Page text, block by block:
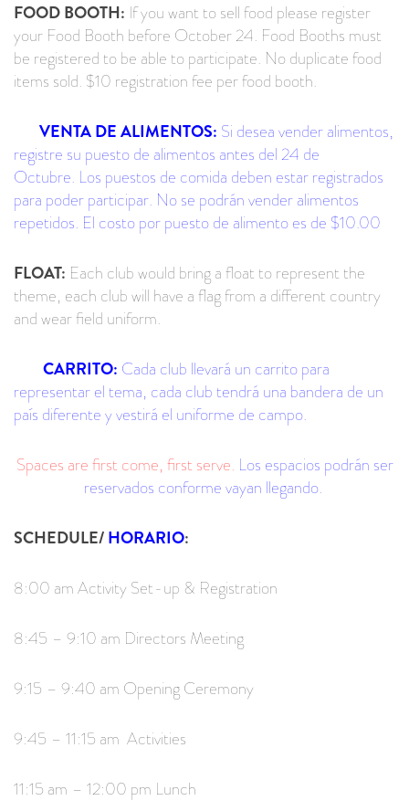
FOOD BOOTH: If you want to sell food please register
your Food Booth before October 24. Food Booths must
be registered to be able to participate. No duplicate food
items sold. $10 registration fee per food booth.
VENTA DE ALIMENTOS: Si desea vender alimentos,
registre su puesto de alimentos antes del 24 de
Octubre. Los puestos de comida deben estar registrados
para poder participar. No se podrán vender alimentos
repetidos. El costo por puesto de alimento es de $10.00
FLOAT: Each club would bring a float to represent the
theme, each club will have a flag from a different country
and wear field uniform.
CARRITO: Cada club llevará un carrito para
representar el tema, cada club tendrá una bandera de un
país diferente y vestirá el uniforme de campo.
Spaces are first come, first serve. Los espacios podrán ser
reservados conforme vayan llegando.
SCHEDULE/HORARIO:
8:00 am Activity Set-up & Registration
8:45 – 9:10 am Directors Meeting
9:15 – 9:40 am Opening Ceremony
9:45 – 11:15 am Activities
11:15 am – 12:00 pm Lunch